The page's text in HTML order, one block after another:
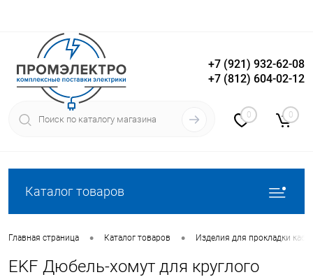
Вход Регистрация
+7 (921) 932-62-08
+7 (812) 604-02-12
0 0
Каталог товаров
Главная страница • Каталог товаров • Изделия для прокладки
EKF Дюбель-хомут для круглого